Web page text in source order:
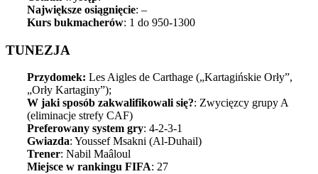
Największe osiągnięcie: –
Kurs bukmacherów: 1 do 950-1300
TUNEZJA
Przydomek: Les Aigles de Carthage („Kartagińskie Orły”,
„Orły Kartaginy”);
W jaki sposób zakwalifikowali się?: Zwycięzcy grupy A
(eliminacje strefy CAF)
Preferowany system gry: 4-2-3-1
Gwiazda: Youssef Msakni (Al-Duhail)
Trener: Nabil Maâloul
Miejsce w rankingu FIFA: 27